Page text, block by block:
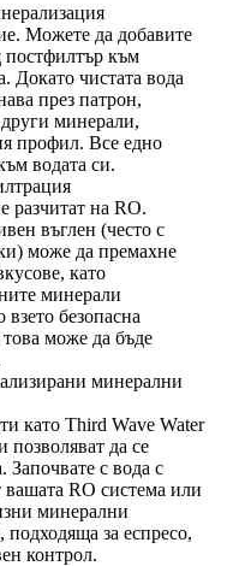
Можете да добавите
постфилтър към
Докато чистата вода
през патрон,
минерали,
профил. Все едно
водата си.
разчитат на RO.
въглен (често с
може да премахне
като
минерали
безопасна
може да бъде
минерални
като Third Wave Water
да се
Започвате с вода с
RO система или
минерални
подходяща за еспресо,
контрол.